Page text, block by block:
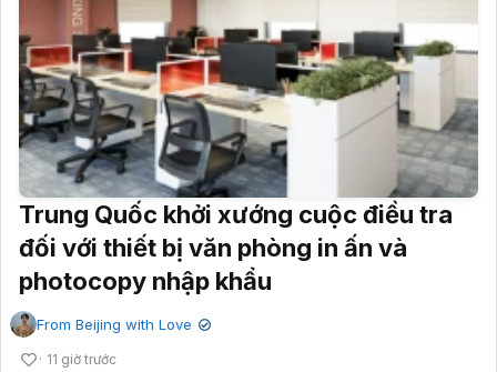
Trung Quốc khởi xướng cuộc điều tra
đối với thiết bị văn phòng in ấn và
photocopy nhập khẩu
From Beijing with Love ✔
11 giờ trước